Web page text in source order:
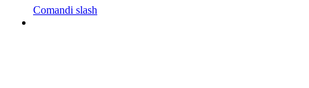
Comandi slash